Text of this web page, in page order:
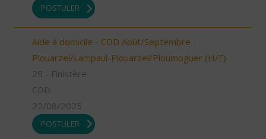
POSTULER
Aide à domicile - CDD Août/Septembre -
Plouarzel/Lampaul-Plouarzel/Ploumoguer (H/F)
29 - Finistère
CDD
22/08/2025
POSTULER